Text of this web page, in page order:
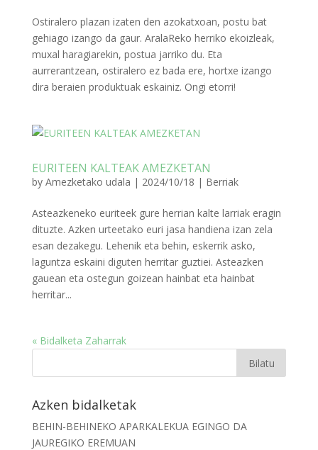
Ostiralero plazan izaten den azokatxoan, postu bat
gehiago izango da gaur. AralaReko herriko ekoizleak,
muxal haragiarekin, postua jarriko du. Eta
aurrerantzean, ostiralero ez bada ere, hortxe izango
dira beraien produktuak eskainiz. Ongi etorri!
EURITEEN KALTEAK AMEZKETAN
by Amezketako udala | 2024/10/18 | Berriak
Asteazkeneko euriteek gure herrian kalte larriak eragin
dituzte. Azken urteetako euri jasa handiena izan zela
esan dezakegu. Lehenik eta behin, eskerrik asko,
laguntza eskaini diguten herritar guztiei. Asteazken
gauean eta ostegun goizean hainbat eta hainbat
herritar...
« Bidalketa Zaharrak
Azken bidalketak
BEHIN-BEHINEKO APARKALEKUA EGINGO DA
JAUREGIKO EREMUAN